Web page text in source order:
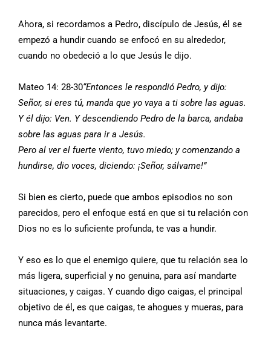
Ahora, si recordamos a Pedro, discípulo de Jesús, él se
empezó a hundir cuando se enfocó en su alrededor,
cuando no obedeció a lo que Jesús le dijo.
Mateo 14: 28-30“Entonces le respondió Pedro, y dijo:
Señor, si eres tú, manda que yo vaya a ti sobre las aguas.
Y él dijo: Ven. Y descendiendo Pedro de la barca, andaba
sobre las aguas para ir a Jesús.
Pero al ver el fuerte viento, tuvo miedo; y comenzando a
hundirse, dio voces, diciendo: ¡Señor, sálvame!”
Si bien es cierto, puede que ambos episodios no son
parecidos, pero el enfoque está en que si tu relación con
Dios no es lo suficiente profunda, te vas a hundir.
Y eso es lo que el enemigo quiere, que tu relación sea lo
más ligera, superficial y no genuina, para así mandarte
situaciones, y caigas. Y cuando digo caigas, el principal
objetivo de él, es que caigas, te ahogues y mueras, para
nunca más levantarte.